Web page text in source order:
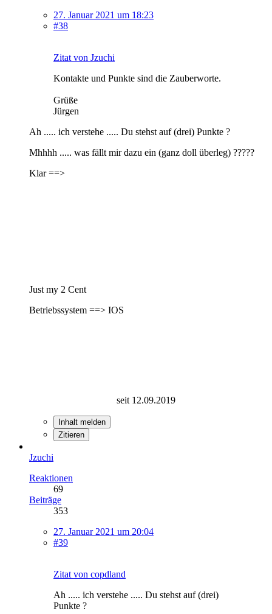
27. Januar 2021 um 18:23
#38
Zitat von Jzuchi
Kontakte und Punkte sind die Zauberworte.
Grüße
Jürgen
Ah ..... ich verstehe ..... Du stehst auf (drei) Punkte ?
Mhhhh ..... was fällt mir dazu ein (ganz doll überleg) ?????
Klar ==>
Just my 2 Cent
Betriebssystem ==> IOS
seit 12.09.2019
Inhalt melden
Zitieren
Jzuchi
Reaktionen
69
Beiträge
353
27. Januar 2021 um 20:04
#39
Zitat von copdland
Ah ..... ich verstehe ..... Du stehst auf (drei)
Punkte ?